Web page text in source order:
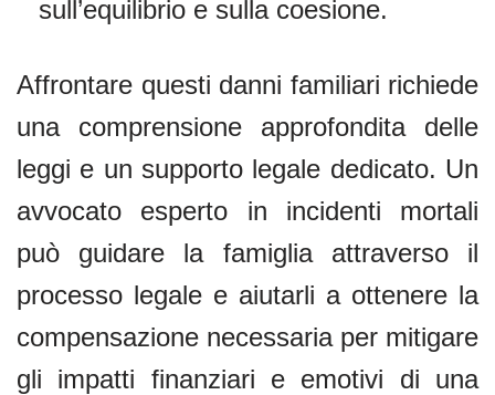
sull’equilibrio e sulla coesione.
Affrontare questi danni familiari richiede
una comprensione approfondita delle
leggi e un supporto legale dedicato. Un
avvocato esperto in incidenti mortali
può guidare la famiglia attraverso il
processo legale e aiutarli a ottenere la
compensazione necessaria per mitigare
gli impatti finanziari e emotivi di una